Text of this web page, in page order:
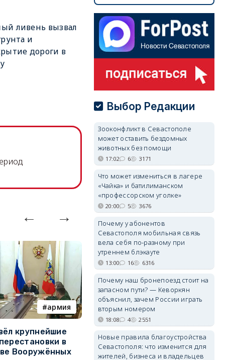
ливень вызвал
и
дороги в
армия
крупнейшие
в
Вооружённых
В Севастополе утвердили
проект застройки центра
Балаклавы
Выбор Редакции
Зооконфликт в Севастополе
может оставить бездомных
животных без помощи
17:02 6 3171
Что может измениться в лагере
«Чайка» и батилиманском
«профессорском уголке»
20:00 5 3676
Почему у абонентов
Севастополя мобильная связь
вела себя по-разному при
утреннем блэкауте
13:00 16 6316
Почему наш бронепоезд стоит на
запасном пути? — Кеворкян
объяснил, зачем России играть
вторым номером
18:08 4 2551
Новые правила благоустройства
Севастополя: что изменится для
жителей, бизнеса и владельцев